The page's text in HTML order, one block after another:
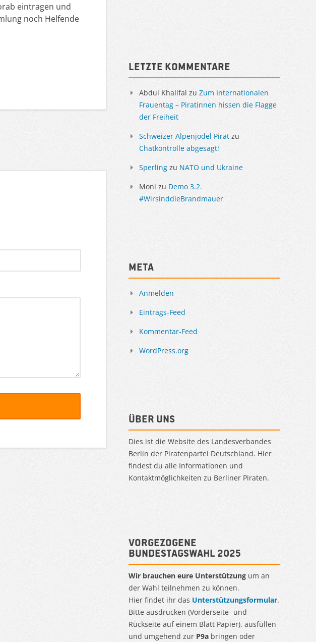
eintragen und
noch Helfende
Letzte Kommentare
Abdul Khalifal zu Zum Internationalen
Frauentag – Piratinnen hissen die Flagge
der Freiheit
Schweizer Alpenjodel Pirat zu
Chatkontrolle abgesagt!
Sperling zu NATO und Ukraine
Moni zu Demo 3.2.
#WirsinddieBrandmauer
Meta
Anmelden
Eintrags-Feed
Kommentar-Feed
WordPress.org
Über uns
Dies ist die Website des Landesverbandes
Berlin der Piratenpartei Deutschland. Hier
findest du alle Informationen und
Kontaktmöglichkeiten zu Berliner Piraten.
Vorgezogene
Bundestagswahl 2025
Wir brauchen eure Unterstützung um an
der Wahl teilnehmen zu können.
Hier findet ihr das Unterstützungsformular.
Bitte ausdrucken (Vorderseite- und
Rückseite auf einem Blatt Papier), ausfüllen
und umgehend zur P9a bringen oder